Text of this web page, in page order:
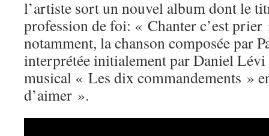
l’artiste sort un nouvel album dont le
profession de foi: « Chanter c’est
notamment, la chanson composée par
interprétée initialement par Daniel Lévi
musical « Les dix commandements »
d’aimer ».